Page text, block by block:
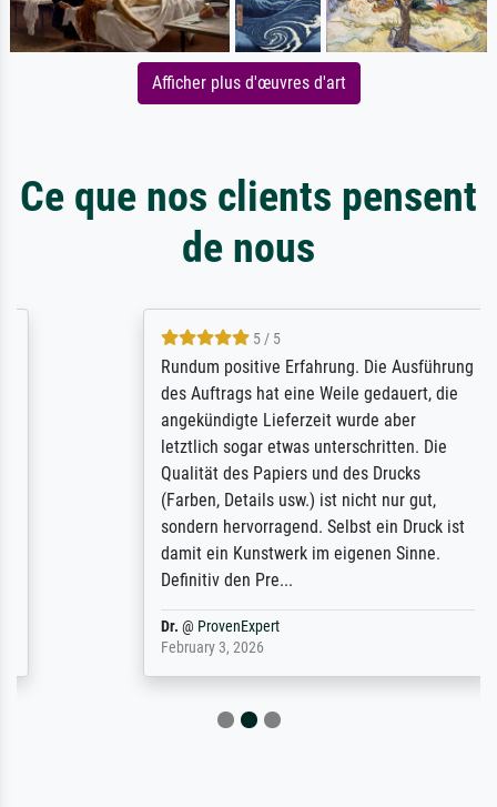
Afficher plus d'œuvres d'art
Ce que nos clients pensent
de nous
5 / 5
Rundum positive Erfahrung. Die Ausführung
des Auftrags hat eine Weile gedauert, die
angekündigte Lieferzeit wurde aber
letztlich sogar etwas unterschritten. Die
Qualität des Papiers und des Drucks
(Farben, Details usw.) ist nicht nur gut,
sondern hervorragend. Selbst ein Druck ist
damit ein Kunstwerk im eigenen Sinne.
Definitiv den Pre...
ProvenExpert
February 3, 2026